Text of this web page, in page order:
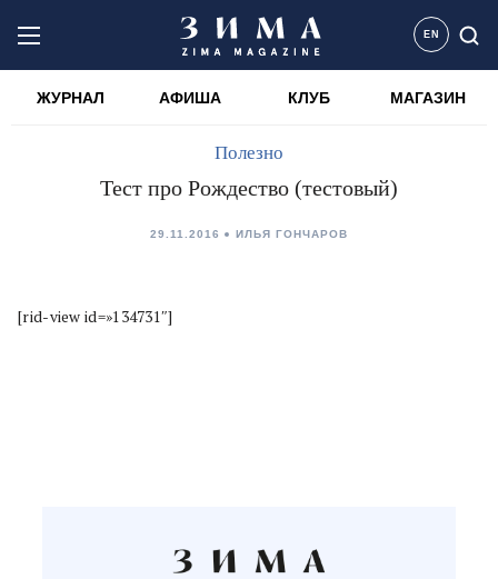
EN
ЖУРНАЛ АФИША КЛУБ МАГАЗИН
Полезно
Тест про Рождество (тестовый)
29.11.2016 ИЛЬЯ ГОНЧАРОВ
[rid-view id=»134731″]